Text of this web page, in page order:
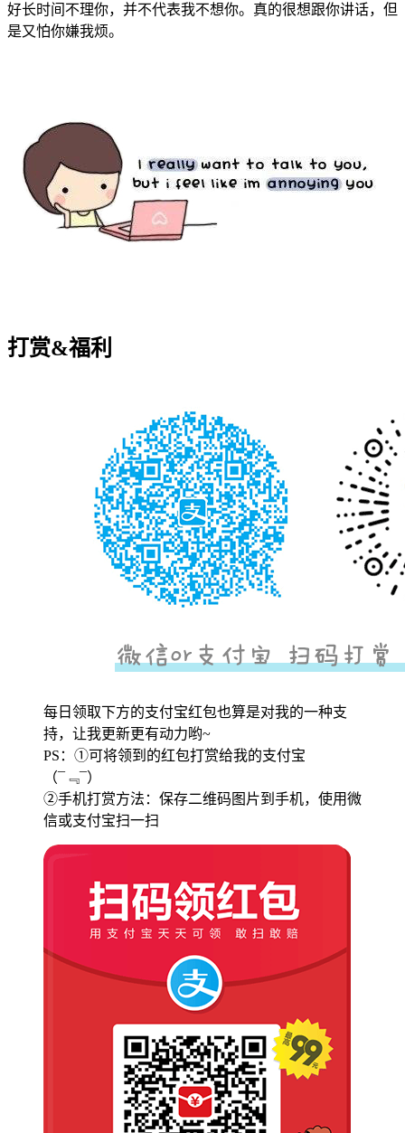
好长时间不理你，并不代表我不想你。真的很想跟你讲话，但
是又怕你嫌我烦。
打赏&福利
每日领取下方的支付宝红包也算是对我的一种支
持，让我更新更有动力哟~
PS：①可将领到的红包打赏给我的支付宝
（¯﹃¯）
②手机打赏方法：保存二维码图片到手机，使用微
信或支付宝扫一扫